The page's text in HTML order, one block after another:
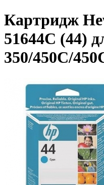
Картридж
51644C (44)
350/450C/